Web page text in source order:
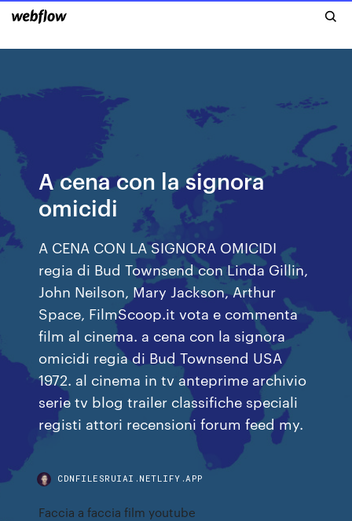
A cena con la signora
omicidi
A CENA CON LA SIGNORA OMICIDI
regia di Bud Townsend con Linda Gillin,
John Neilson, Mary Jackson, Arthur
Space, FilmScoop.it vota e commenta
film al cinema. a cena con la signora
omicidi regia di Bud Townsend USA
1972. al cinema in tv anteprime archivio
serie tv blog trailer classifiche speciali
registi attori recensioni forum feed my.
CDNFILESRUIAI.NETLIFY.APP
Faccia a faccia film youtube